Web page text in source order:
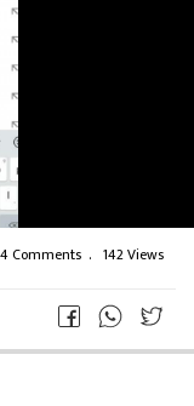
4 Comments . 142 Views